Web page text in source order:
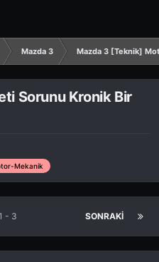
Mazda 3 Mazda 3 [Teknik]
Sorunu Kronik Bir
Mekanik
SONRAKI
- 3